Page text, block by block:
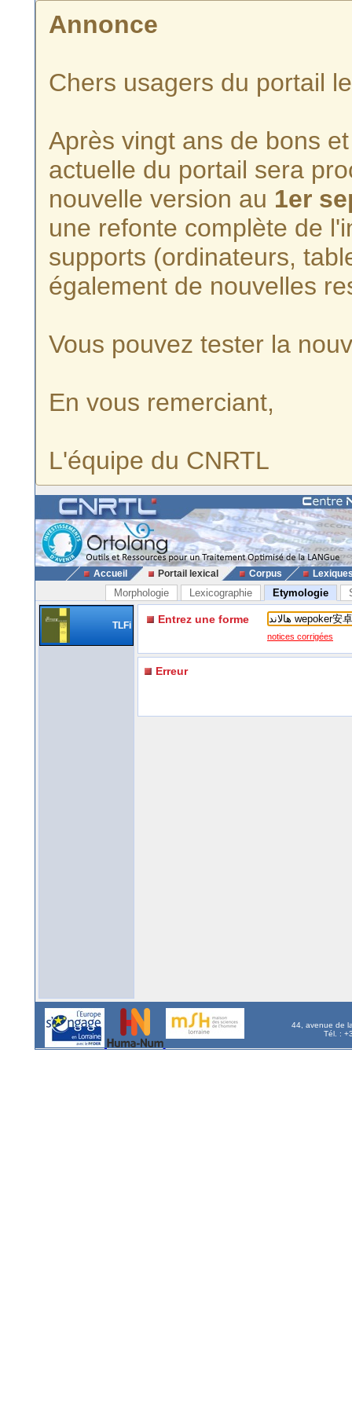
Annonce
Chers usagers du portail
Après vingt ans de bons
actuelle du portail sera
nouvelle version au 1er
une refonte complète de
supports (ordinateurs,
également de nouvelles
Vous pouvez tester la
En vous remerciant,
L'équipe du CNRTL
Accueil Portail lexical Corpus
Morphologie Lexicographie Etymologie
TLFi Entrez une forme
notices corrigées
Erreur
44, avenue de
Tél. :